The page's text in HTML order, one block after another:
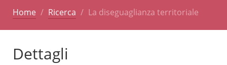
Home Ricerca La diseguaglianza territoriale
Dettagli